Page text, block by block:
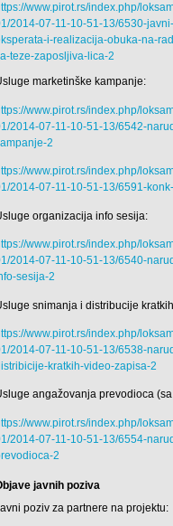
www.pirot.rs/index.php/
2014-07-11-10-51-13/6530-
i-realizacija-obuka-na-
teze-zaposljiva-lica-2
marketinške kampanje:
www.pirot.rs/index.php/
2014-07-11-10-51-13/6542-
2
www.pirot.rs/index.php/
2014-07-11-10-51-13/6591-
organizacija info sesija:
www.pirot.rs/index.php/
2014-07-11-10-51-13/6540-
sesija-2
snimanja i distribucije
www.pirot.rs/index.php/
2014-07-11-10-51-13/6538-
kratkih-video-zapisa-2
angažovanja prevodioca
www.pirot.rs/index.php/
2014-07-11-10-51-13/6554-
2
javnih poziva
poziv za partnere na projektu: